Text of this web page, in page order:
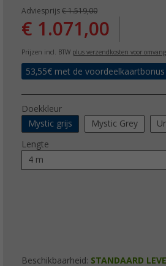
Adviesprijs € 1.519,00
€ 1.071,00
Prijzen incl. BTW plus verzendkosten voor
53,55€ met de voordeelkaartbonus
Doekkleur
Mystic grijs
Mystic Grey
Lengte
4 m
Beschikbaarheid: STANDAARD